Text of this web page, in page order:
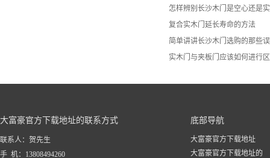
怎样辨别长沙木门是空心还是
复合实木门延长寿命的方法
简单讲讲长沙木门选购的那些
实木门与夹板门应该如何进行
大富豪官方下载地址的联系方式
联系人：贺先生
手 机：13808494260
底部导航
大富豪官方下载地址
大富豪官方下载地址的